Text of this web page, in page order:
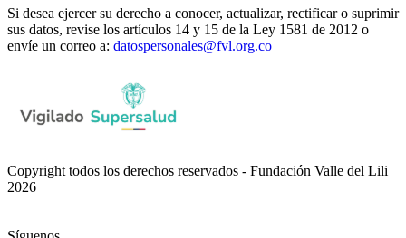
Si desea ejercer su derecho a conocer, actualizar, rectificar o suprimir
sus datos, revise los artículos 14 y 15 de la Ley 1581 de 2012 o
envíe un correo a: datospersonales@fvl.org.co
Copyright todos los derechos reservados - Fundación Valle del Lili
2026